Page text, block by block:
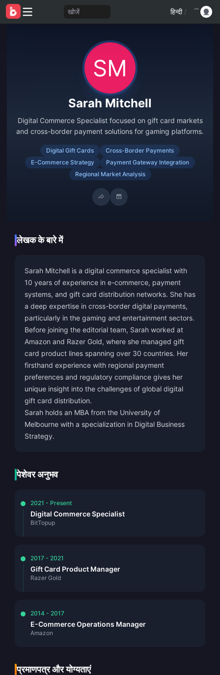
खोजें हिन्दी /
Sarah Mitchell
Digital Commerce Specialist focused on gift card markets
and cross-border payment solutions for gaming platforms.
Digital Gift Cards
Cross-Border Payments
E-Commerce Strategy
Payment Gateway Integration
Regional Market Analysis
लेखक के बारे में
Sarah Mitchell is a digital commerce specialist with
10 years of experience in e-commerce, payment
systems, and gift card distribution networks. She has
a deep expertise in cross-border digital payments,
particularly in the gaming and entertainment sectors.
Before joining the editorial team, Sarah worked at
Amazon and Razer Gold, where she managed gift
card product lines spanning over 30 countries. Her
firsthand experience with regional payment
preferences and regulatory compliance gives her
unique insight into the challenges of global digital
gift card distribution.
Sarah holds an MBA from the University of
Melbourne with a specialization in Digital Business
Strategy.
पेशेवर अनुभव
2021 - Present
Digital Commerce Specialist
BitTopup
2017 - 2021
Gift Card Product Manager
Razer Gold
2014 - 2017
E-Commerce Operations Manager
Amazon
प्रमाणपत्र और योग्यताएं